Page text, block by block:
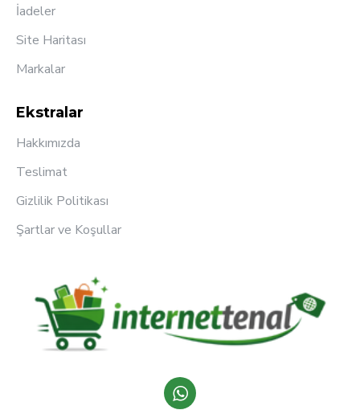
İadeler
Site Haritası
Markalar
Ekstralar
Hakkımızda
Teslimat
Gizlilik Politikası
Şartlar ve Koşullar